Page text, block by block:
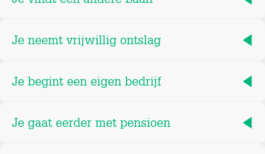
Je neemt vrijwillig ontslag
Je begint een eigen bedrijf
Je gaat eerder met pensioen